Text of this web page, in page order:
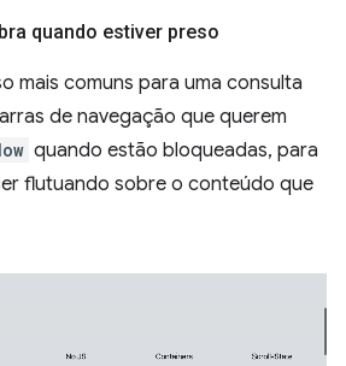
quando estiver preso
mais comuns para uma consulta
de navegação que querem
quando estão bloqueadas, para
flutuando sobre o conteúdo que